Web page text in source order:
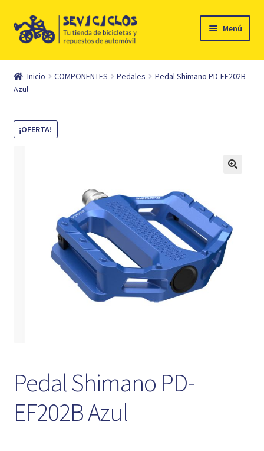
Ir
Ir
al
Menú
Inicio
Ciclismo
Automóvil
Inicio COMPONENTES Pedales
Pedal Shimano PD-EF202B
Azul
¡OFERTA!
Pedal Shimano PD-
EF202B Azul